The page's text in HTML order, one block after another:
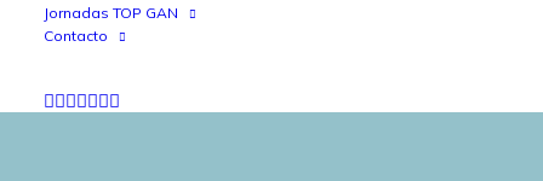
Jornadas TOP GAN
Contacto